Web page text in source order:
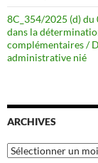
8C_354/2025 (d)
dans la
complémentaires /
administrative nié
ARCHIVES
Archives